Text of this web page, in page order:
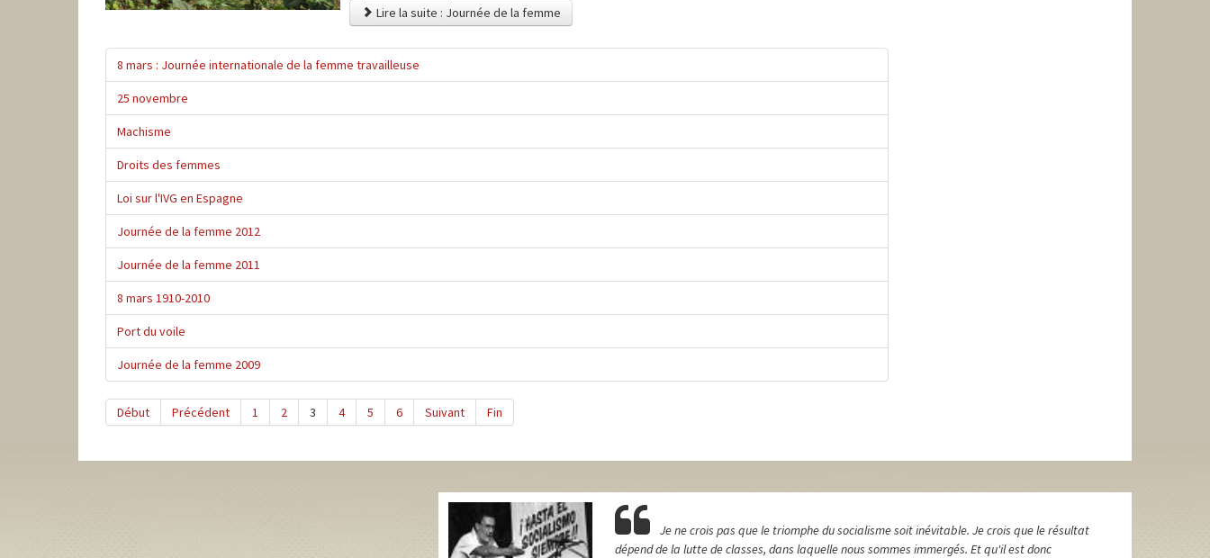
Lire la suite : Journée de la femme
8 mars : Journée internationale de la femme travailleuse
25 novembre
Machisme
Droits des femmes
Loi sur l'IVG en Espagne
Journée de la femme 2012
Journée de la femme 2011
8 mars 1910-2010
Port du voile
Journée de la femme 2009
Début Précédent 1 2 3 4 5 6 Suivant Fin
Je ne crois pas que le triomphe du socialisme soit inévitable. Je crois que le résultat
dépend de la lutte de classes, dans laquelle nous sommes immergés. Et qu'il est donc